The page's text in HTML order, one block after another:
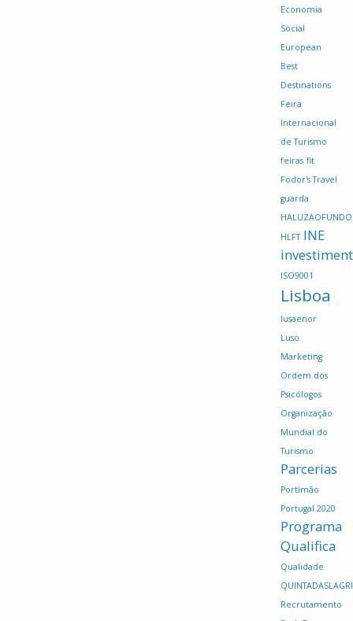
Economia
Social
European
Best
Destinations
Feira
Internacional
de Turismo
feiras fit
Fodor's Travel
guarda
HLFT INE
ISO9001
Lisboa
lusaenor
Luso
Marketing
Ordem dos
Psicólogos
Organização
Mundial do
Turismo
Parcerias
Portimão
Portugal 2020
Programa
Qualifica
Qualidade
Recrutamento